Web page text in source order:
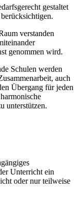
gestaltet
verstanden
genommen wird.
Schulen werden
auch
Übergang für jeden
unterstützen.
Unterricht ein
oder nur teilweise